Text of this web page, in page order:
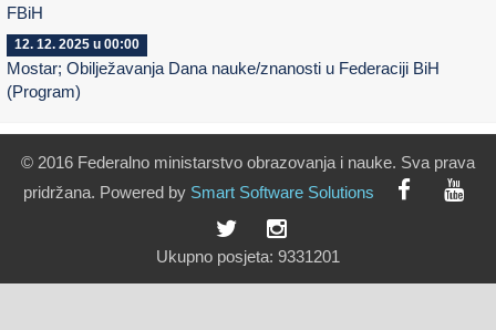
FBiH
12. 12. 2025 u 00:00
Mostar; Obilježavanja Dana nauke/znanosti u Federaciji BiH
(Program)
© 2016 Federalno ministarstvo obrazovanja i nauke. Sva prava
pridržana. Powered by Smart Software Solutions
Ukupno posjeta: 9331201